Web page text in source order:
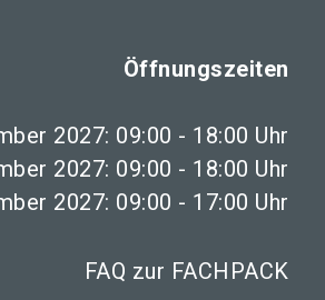
Öffnungszeiten
2027: 09:00 - 18:00 Uhr
2027: 09:00 - 18:00 Uhr
2027: 09:00 - 17:00 Uhr
FAQ zur FACHPACK